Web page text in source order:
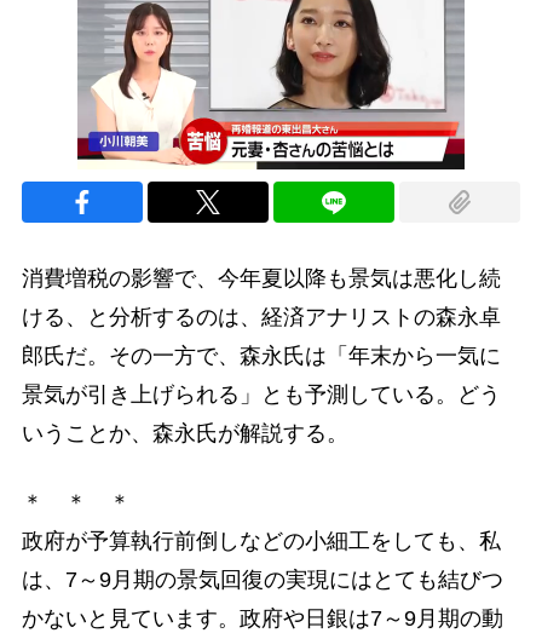
消費増税の影響で、今年夏以降も景気は悪化し続
ける、と分析するのは、経済アナリストの森永卓
郎氏だ。その一方で、森永氏は「年末から一気に
景気が引き上げられる」とも予測している。どう
いうことか、森永氏が解説する。
＊ ＊ ＊
政府が予算執行前倒しなどの小細工をしても、私
は、7～9月期の景気回復の実現にはとても結びつ
かないと見ています。政府や日銀は7～9月期の動